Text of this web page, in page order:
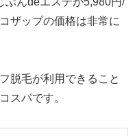
ザップの価格は非常に
脱毛が利用できること
スパです。